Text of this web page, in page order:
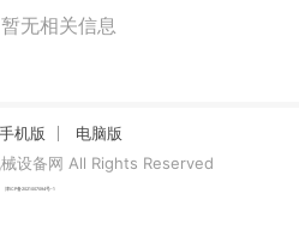
无相关信息
手机版
电脑版
设备网 All Rights Reserved
津ICP备2021007094号-1